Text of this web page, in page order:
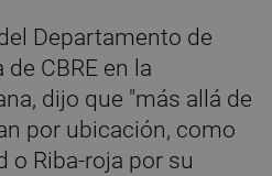
Departamento de
CBRE en la
dijo que "más allá de
por ubicación, como
o Riba-roja por su